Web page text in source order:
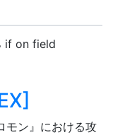
if on field
]
モン』における攻